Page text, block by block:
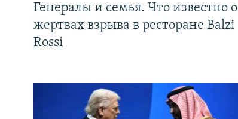
Генералы и семья. Что известно о
жертвах взрыва в ресторане Balzi
Rossi